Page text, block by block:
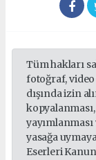
Tüm hakları
fotoğraf,
dışında izin
kopyalanması,
yayımlanması
yasağa
Eserleri